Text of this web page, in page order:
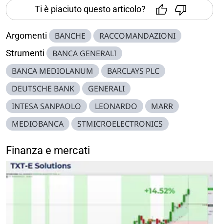
Ti è piaciuto questo articolo?
Argomenti BANCHE RACCOMANDAZIONI
Strumenti
BANCA GENERALI
BANCA MEDIOLANUM
BARCLAYS PLC
DEUTSCHE BANK
GENERALI
INTESA SANPAOLO
LEONARDO
MARR
MEDIOBANCA
STMICROELECTRONICS
Finanza e mercati